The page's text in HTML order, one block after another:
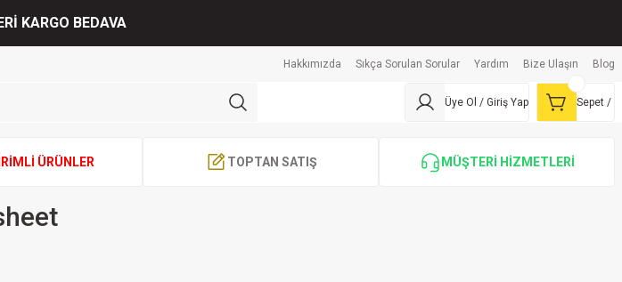
KARGO BEDAVA
Hakkımızda Sıkça Sorulan Sorular Yardım Bize Ulaşın Blog
Üye Ol / Giriş Yap Sepet /
ÜRÜNLER TOPTAN SATIŞ MÜŞTERİ HİZMETLERİ